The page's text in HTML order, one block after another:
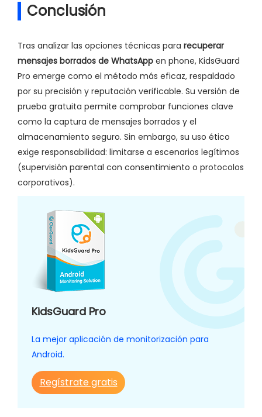
Conclusión
Tras analizar las opciones técnicas para recuperar
mensajes borrados de WhatsApp en phone, KidsGuard
Pro emerge como el método más eficaz, respaldado
por su precisión y reputación verificable. Su versión de
prueba gratuita permite comprobar funciones clave
como la captura de mensajes borrados y el
almacenamiento seguro. Sin embargo, su uso ético
exige responsabilidad: limitarse a escenarios legítimos
(supervisión parental con consentimiento o protocolos
corporativos).
KidsGuard Pro
La mejor aplicación de monitorización para
Android.
Regístrate gratis